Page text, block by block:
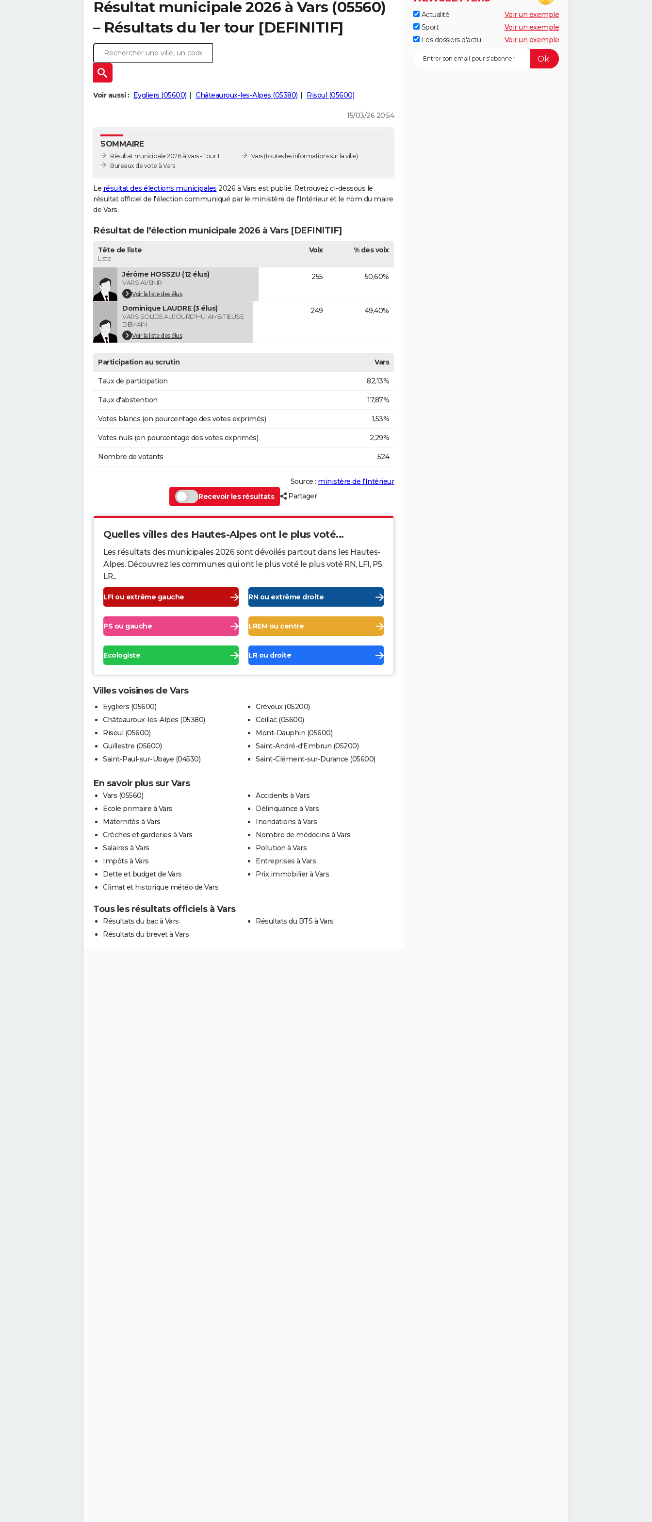
Résultat municipale 2026 à Vars (05560)
– Résultats du 1er tour [DEFINITIF]
Voir aussi : Eygliers (05600) Châteauroux-les-Alpes (05380) Risoul (05600)
15/03/26 20:54
SOMMAIRE
Résultat municipale 2026 à Vars - Tour 1
Bureaux de vote à Vars
Vars(toutes les informations sur la ville)
Le résultat des élections municipales 2026 à Vars est publié. Retrouvez ci-dessous le
résultat officiel de l'élection communiqué par le ministère de l'Intérieur et le nom du maire
de Vars.
Résultat de l'élection municipale 2026 à Vars [DEFINITIF]
Tête de liste
Liste
Voix % des voix
Jérôme HOSSZU (12 élus)
VARS AVENIR
Voir la liste des élus
255 50,60%
Dominique LAUDRE (3 élus)
VARS SOLIDE AUJOURD'HUI AMBITIEUSE
DEMAIN
Voir la liste des élus
249 49,40%
Participation au scrutin Vars
Taux de participation 82,13%
Taux d'abstention 17,87%
Votes blancs (en pourcentage des votes exprimés) 1,53%
Votes nuls (en pourcentage des votes exprimés) 2,29%
Nombre de votants 524
Source : ministère de l’Intérieur
Recevoir les résultats
Partager
Quelles villes des Hautes-Alpes ont le plus voté...
Les résultats des municipales 2026 sont dévoilés partout dans les Hautes-
Alpes. Découvrez les communes qui ont le plus voté le plus voté RN, LFI, PS,
LR...
LFI ou extrême gauche RN ou extrême droite
PS ou gauche LREM ou centre
Ecologiste LR ou droite
Villes voisines de Vars
Eygliers (05600)
Châteauroux-les-Alpes (05380)
Risoul (05600)
Guillestre (05600)
Saint-Paul-sur-Ubaye (04530)
Crévoux (05200)
Ceillac (05600)
Mont-Dauphin (05600)
Saint-André-d'Embrun (05200)
Saint-Clément-sur-Durance (05600)
En savoir plus sur Vars
Vars (05560)
Ecole primaire à Vars
Maternités à Vars
Crèches et garderies à Vars
Salaires à Vars
Impôts à Vars
Dette et budget de Vars
Climat et historique météo de Vars
Accidents à Vars
Délinquance à Vars
Inondations à Vars
Nombre de médecins à Vars
Pollution à Vars
Entreprises à Vars
Prix immobilier à Vars
Tous les résultats officiels à Vars
Résultats du bac à Vars
Résultats du brevet à Vars
Résultats du BTS à Vars
Actualité
Voir un exemple
Sport
Voir un exemple
Les dossiers d'actu
Voir un exemple